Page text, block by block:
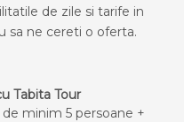
de zile si tarife in
sa ne cereti o oferta.
Tabita Tour
minim 5 persoane +